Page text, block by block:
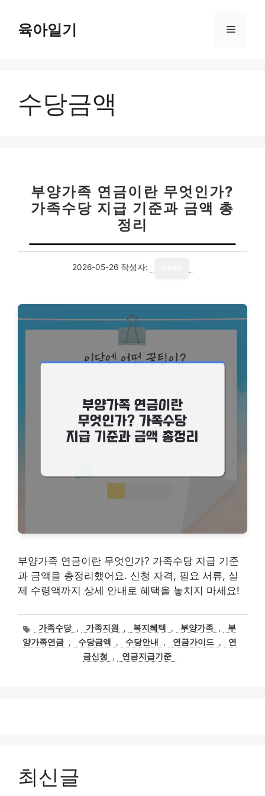
육아일기 메
수당금액
부양가족 연금이란 무엇인가?
가족수당 지급 기준과 금액 총
정리
2026-05-26 작성자:
부양가족 연금이란 무엇인가? 가족수당 지급 기준
과 금액을 총정리했어요. 신청 자격, 필요 서류, 실
제 수령액까지 상세 안내로 혜택을 놓치지 마세요!
태
그
가족수당 , 가족지원 , 복지혜택 , 부양가족 ,
부
양가족연금 , 수당금액 , 수당안내 , 연금가이드 ,
연
금신청
, 연금지급기준
최신글